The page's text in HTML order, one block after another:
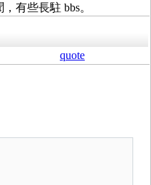
有些長駐 bbs。
quote